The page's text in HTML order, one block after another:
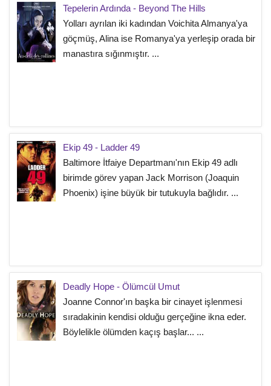
Tepelerin Ardında - Beyond The Hills
Yolları ayrılan iki kadından Voichita Almanya'ya
göçmüş, Alina ise Romanya'ya yerleşip orada bir
manastıra sığınmıştır. ...
Ekip 49 - Ladder 49
Baltimore İtfaiye Departmanı'nın Ekip 49 adlı
birimde görev yapan Jack Morrison (Joaquin
Phoenix) işine büyük bir tutukuyla bağlıdır. ...
Deadly Hope - Ölümcül Umut
Joanne Connor'ın başka bir cinayet işlenmesi
sıradakinin kendisi olduğu gerçeğine ikna eder.
Böylelikle ölümden kaçış başlar... ...